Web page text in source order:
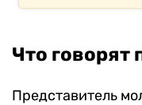
Что говорят
Представитель